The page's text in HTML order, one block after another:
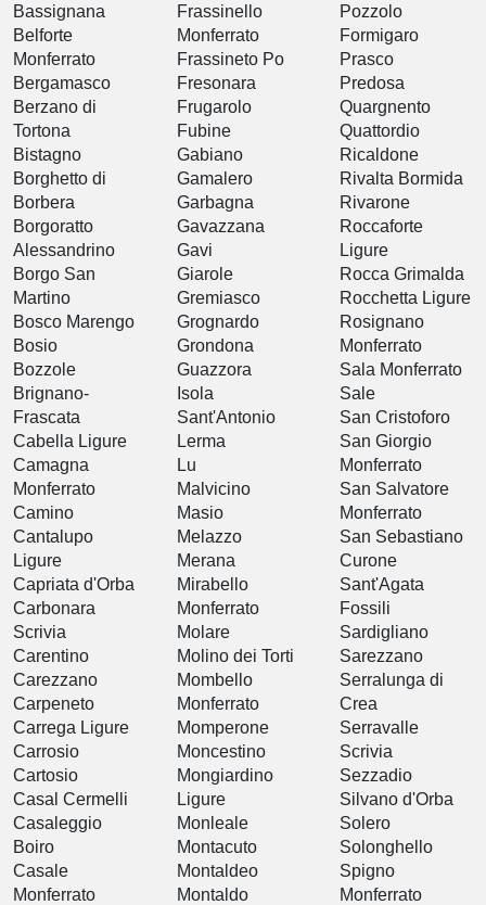
Bassignana
Belforte
Monferrato
Bergamasco
Berzano di
Tortona
Bistagno
Borghetto di
Borbera
Borgoratto
Alessandrino
Borgo San
Martino
Bosco Marengo
Bosio
Bozzole
Brignano-
Frascata
Cabella Ligure
Camagna
Monferrato
Camino
Cantalupo
Ligure
Capriata d'Orba
Carbonara
Scrivia
Carentino
Carezzano
Carpeneto
Carrega Ligure
Carrosio
Cartosio
Casal Cermelli
Casaleggio
Boiro
Casale
Monferrato
Frassinello
Monferrato
Frassineto Po
Fresonara
Frugarolo
Fubine
Gabiano
Gamalero
Garbagna
Gavazzana
Gavi
Giarole
Gremiasco
Grognardo
Grondona
Guazzora
Isola
Sant'Antonio
Lerma
Lu
Malvicino
Masio
Melazzo
Merana
Mirabello
Monferrato
Molare
Molino dei Torti
Mombello
Monferrato
Momperone
Moncestino
Mongiardino
Ligure
Monleale
Montacuto
Montaldeo
Montaldo
Pozzolo
Formigaro
Prasco
Predosa
Quargnento
Quattordio
Ricaldone
Rivalta Bormida
Rivarone
Roccaforte
Ligure
Rocca Grimalda
Rocchetta Ligure
Rosignano
Monferrato
Sala Monferrato
Sale
San Cristoforo
San Giorgio
Monferrato
San Salvatore
Monferrato
San Sebastiano
Curone
Sant'Agata
Fossili
Sardigliano
Sarezzano
Serralunga di
Crea
Serravalle
Scrivia
Sezzadio
Silvano d'Orba
Solero
Solonghello
Spigno
Monferrato